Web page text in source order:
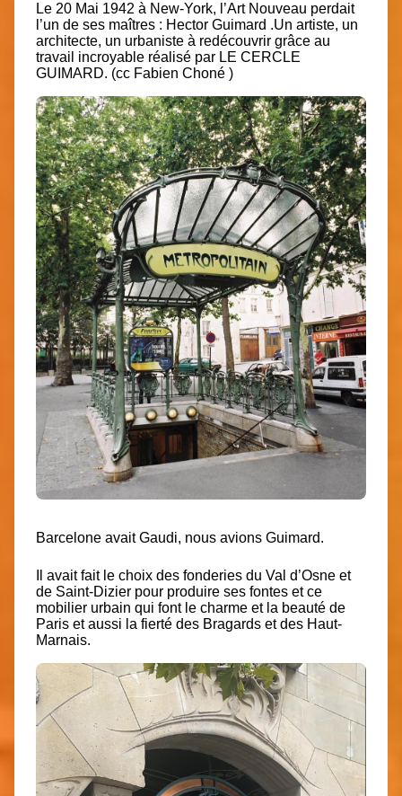
Le 20 Mai 1942 à New-York, l’Art Nouveau perdait
l’un de ses maîtres : Hector Guimard .Un artiste, un
architecte, un urbaniste à redécouvrir grâce au
travail incroyable réalisé par LE CERCLE
GUIMARD. (cc Fabien Choné )
Barcelone avait Gaudi, nous avions Guimard.
Il avait fait le choix des fonderies du Val d’Osne et
de Saint-Dizier pour produire ses fontes et ce
mobilier urbain qui font le charme et la beauté de
Paris et aussi la fierté des Bragards et des Haut-
Marnais.